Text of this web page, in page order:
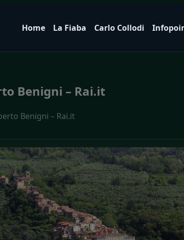
Home La Fiaba Carlo Collodi
Benigni – Rai.it
Benigni – Rai.it